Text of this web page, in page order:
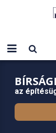
az